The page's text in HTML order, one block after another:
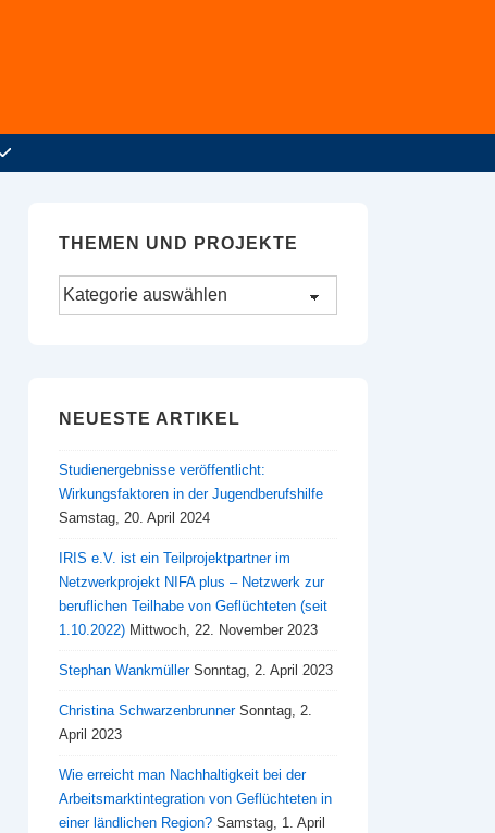
THEMEN UND PROJEKTE
Themen
NEUESTE ARTIKEL
Studienergebnisse veröffentlicht:
Wirkungsfaktoren in der Jugendberufshilfe
Samstag, 20. April 2024
IRIS e.V. ist ein Teilprojektpartner im
Netzwerkprojekt NIFA plus – Netzwerk zur
beruflichen Teilhabe von Geflüchteten (seit
1.10.2022) Mittwoch, 22. November 2023
Stephan Wankmüller Sonntag, 2. April 2023
Christina Schwarzenbrunner Sonntag, 2.
April 2023
Wie erreicht man Nachhaltigkeit bei der
Arbeitsmarktintegration von Geflüchteten in
einer ländlichen Region? Samstag, 1. April